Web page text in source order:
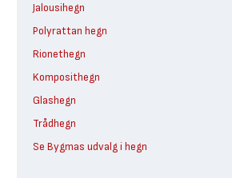
Jalousihegn
Polyrattan hegn
Rionethegn
Komposithegn
Glashegn
Trådhegn
Se Bygmas udvalg i hegn